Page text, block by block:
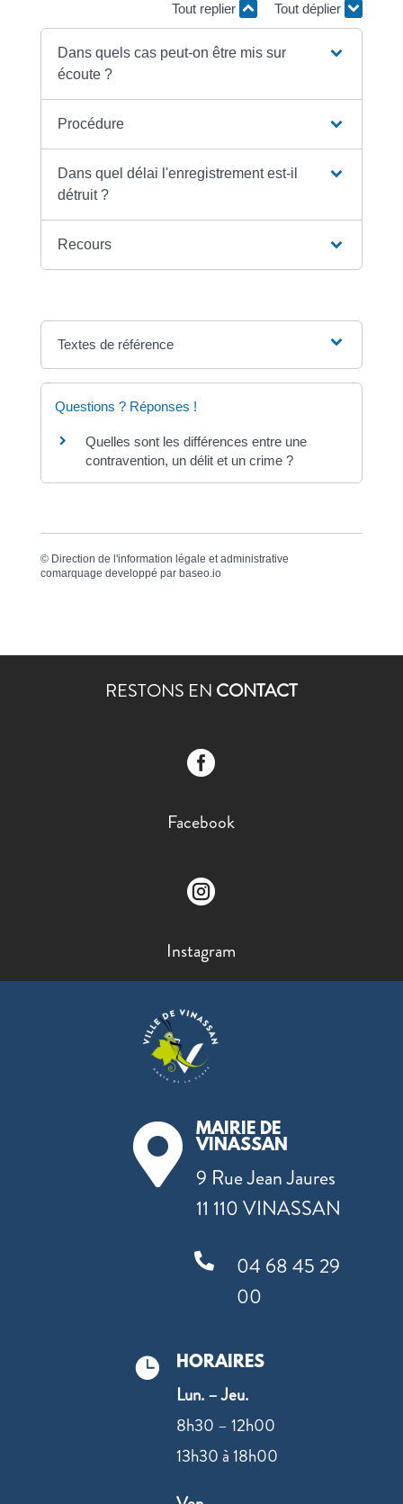
Tout replier Tout déplier
Dans quels cas peut-on être mis sur
écoute ?
Procédure
Dans quel délai l'enregistrement est-il
détruit ?
Recours
Textes de référence
Questions ? Réponses !
Quelles sont les différences entre une
contravention, un délit et un crime ?
© Direction de l'information légale et administrative
comarquage developpé par baseo.io
RESTONS EN CONTACT

Facebook

Instagram

MAIRIE DE
VINASSAN
9 Rue Jean Jaures
11 110 VINASSAN

04 68 45 29
00
 HORAIRES
Lun. – Jeu.
8h30 – 12h00
13h30 à 18h00